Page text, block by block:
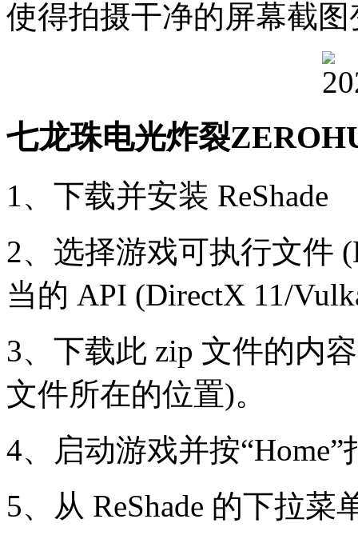
使得拍摄干净的屏幕截
七龙珠电光炸裂
1、下载并安装 ReShade
2、选择游戏可执行文件
当的 API (DirectX 11/
3、下载此 zip 文件的内
文件所在的位置)。
4、启动游戏并按“Home”
5、从 ReShade 的下拉菜